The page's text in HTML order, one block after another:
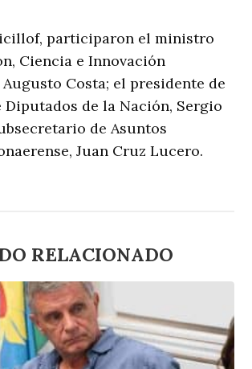
participaron el ministro
Ciencia e Innovación
Costa; el presidente de
Diputados de la Nación, Sergio
de Asuntos
Juan Cruz Lucero.
RELACIONADO